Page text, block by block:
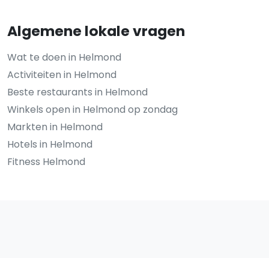
Algemene lokale vragen
Wat te doen in Helmond
Activiteiten in Helmond
Beste restaurants in Helmond
Winkels open in Helmond op zondag
Markten in Helmond
Hotels in Helmond
Fitness Helmond